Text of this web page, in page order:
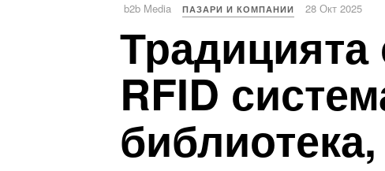
b2b Media ПАЗАРИ И КОМПАНИИ 28 Окт 2025
RFID